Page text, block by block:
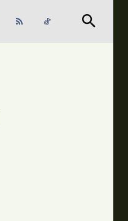
Căutare